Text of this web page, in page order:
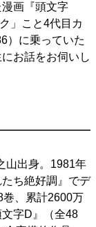
画『頭文字
」こと4代目カ
）に乗っていた
お話をお伺いし
山出身。1981年
ち絶好調』でデ
巻、累計2600万
字D』（全48